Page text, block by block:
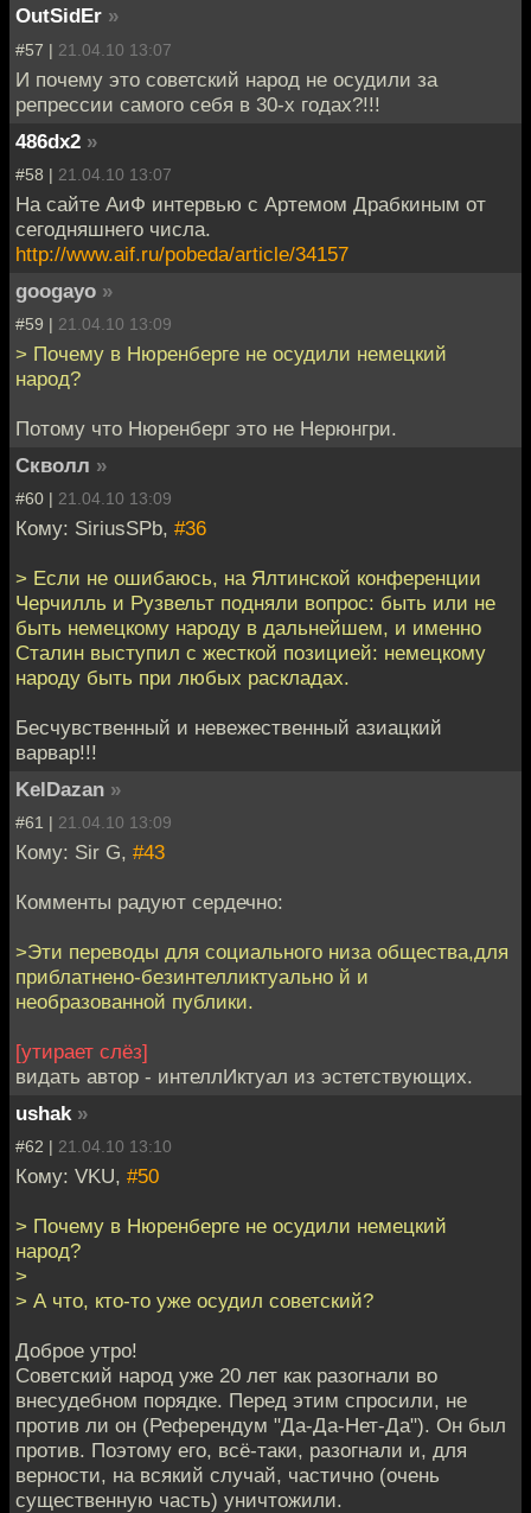
OutSidEr »
#57 | 21.04.10 13:07
И почему это советский народ не осудили за
репрессии самого себя в 30-х годах?!!!
486dx2 »
#58 | 21.04.10 13:07
На сайте АиФ интервью с Артемом Драбкиным от
сегодняшнего числа.
http://www.aif.ru/pobeda/article/34157
googayo »
#59 | 21.04.10 13:09
> Почему в Нюренберге не осудили немецкий
народ?
Потому что Нюренберг это не Нерюнгри.
Скволл »
#60 | 21.04.10 13:09
Кому: SiriusSPb, #36
> Если не ошибаюсь, на Ялтинской конференции
Черчилль и Рузвельт подняли вопрос: быть или не
быть немецкому народу в дальнейшем, и именно
Сталин выступил с жесткой позицией: немецкому
народу быть при любых раскладах.
Бесчувственный и невежественный азиацкий
варвар!!!
KelDazan »
#61 | 21.04.10 13:09
Кому: Sir G, #43
Комменты радуют сердечно:
>Эти переводы для социального низа общества,для
приблатнено-безинтелликтуально й и
необразованной публики.
[утирает слёз]
видать автор - интеллИктуал из эстетствующих.
ushak »
#62 | 21.04.10 13:10
Кому: VKU, #50
> Почему в Нюренберге не осудили немецкий
народ?
>
> А что, кто-то уже осудил советский?
Доброе утро!
Советский народ уже 20 лет как разогнали во
внесудебном порядке. Перед этим спросили, не
против ли он (Референдум "Да-Да-Нет-Да"). Он был
против. Поэтому его, всё-таки, разогнали и, для
верности, на всякий случай, частично (очень
существенную часть) уничтожили.